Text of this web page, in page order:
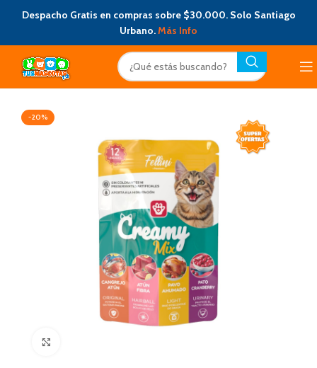
Despacho Gratis en compras sobre $30.000. Solo Santiago
Urbano.Más Info
-20%